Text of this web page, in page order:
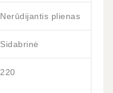
Nerūdijantis plienas
Sidabrinė
220